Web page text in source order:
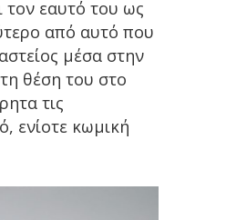
τον εαυτό του ως
από αυτό που
μέσα στην
θέση του στο
τις
ενίοτε κωμική